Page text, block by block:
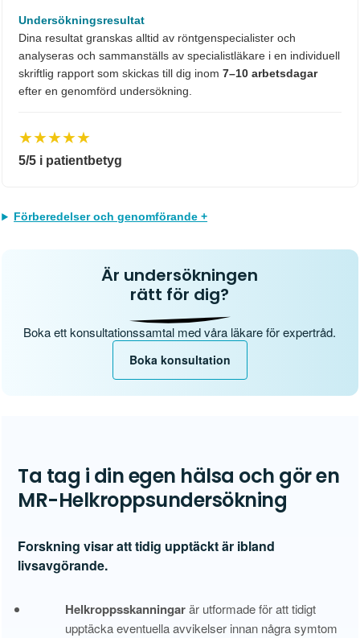
Undersökningsresultat
Dina resultat granskas alltid av röntgenspecialister och
analyseras och sammanställs av specialistläkare i en individuell
skriftlig rapport som skickas till dig inom7–10 arbetsdagar
efter en genomförd undersökning.
★★★★★
5/5 i patientbetyg
Förberedelser och genomförande +
Är undersökningen
rätt för dig?
Boka ett konsultationssamtal med våra läkare för expertråd.
Boka konsultation
Ta tag i din egen hälsa och gör en
MR-Helkroppsundersökning
Forskning visar att tidig upptäckt är ibland
livsavgörande.
Helkroppsskanningarär utformade för att tidigt
upptäcka eventuella avvikelser innan några symtom